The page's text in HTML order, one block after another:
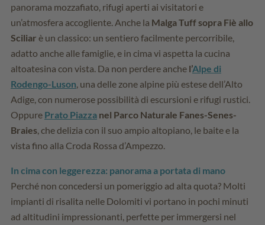
panorama mozzafiato, rifugi aperti ai visitatori e
un’atmosfera accogliente. Anche la Malga Tuff sopra Fiè allo
Sciliar è un classico: un sentiero facilmente percorribile,
adatto anche alle famiglie, e in cima vi aspetta la cucina
altoatesina con vista. Da non perdere anche l’Alpe di
Rodengo-Luson , una delle zone alpine più estese dell’Alto
Adige, con numerose possibilità di escursioni e rifugi rustici.
Oppure Prato Piazza nel Parco Naturale Fanes-Senes-
Braies , che delizia con il suo ampio altopiano, le baite e la
vista fino alla Croda Rossa d’Ampezzo.
In cima con leggerezza: panorama a portata di mano
Perché non concedersi un pomeriggio ad alta quota? Molti
impianti di risalita nelle Dolomiti vi portano in pochi minuti
ad altitudini impressionanti, perfette per immergersi nel